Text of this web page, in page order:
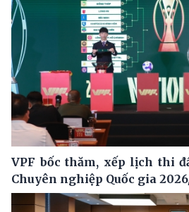
VPF bốc thăm, xếp lịch thi
Chuyên nghiệp Quốc gia